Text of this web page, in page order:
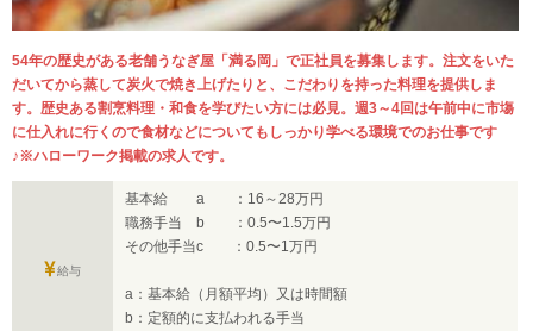
54年の歴史がある老舗うなぎ屋「満る岡」で正社員を募集します。注文をいた
だいてから蒸して炭火で焼き上げたりと、こだわりを持った料理を提供しま
す。歴史ある割烹料理・和食を学びたい方には必見。週3～4回は午前中に市塲
に仕入れに行くので食材などについてもしっかり学べる環境でのお仕事です
♪※ハローワーク掲載の求人です。
給与
基本給 a ：16～28万円
職務手当 b ：0.5〜1.5万円
その他手当c ：0.5〜1万円
a：基本給（月額平均）又は時間額
b：定額的に支払われる手当